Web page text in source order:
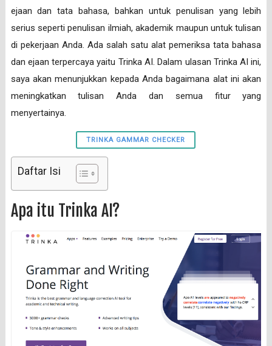
ejaan dan tata bahasa, bahkan untuk penulisan yang lebih
serius seperti penulisan ilmiah, akademik maupun untuk tulisan
di pekerjaan Anda. Ada salah satu alat pemeriksa tata bahasa
dan ejaan terpercaya yaitu Trinka AI. Dalam ulasan Trinka AI ini,
saya akan menunjukkan kepada Anda bagaimana alat ini akan
meningkatkan tulisan Anda dan semua fitur yang
menyertainya.
TRINKA GAMMAR CHECKER
Daftar Isi
Apa itu Trinka AI?